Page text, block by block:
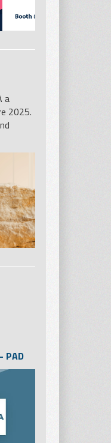
a
2025.
PAD
si
più